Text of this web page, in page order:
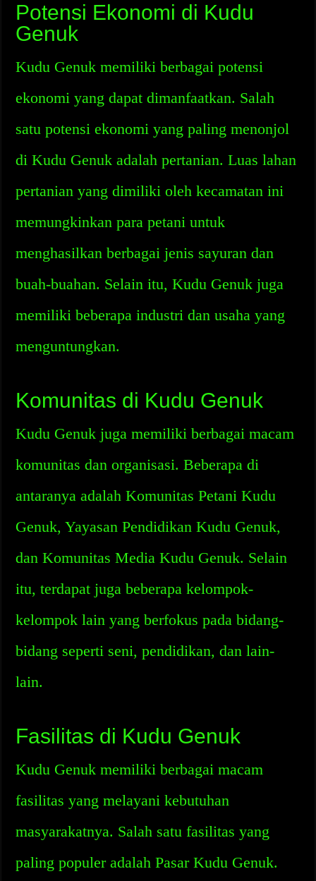
Potensi Ekonomi di Kudu
Genuk
Kudu Genuk memiliki berbagai potensi
ekonomi yang dapat dimanfaatkan. Salah
satu potensi ekonomi yang paling menonjol
di Kudu Genuk adalah pertanian. Luas lahan
pertanian yang dimiliki oleh kecamatan ini
memungkinkan para petani untuk
menghasilkan berbagai jenis sayuran dan
buah-buahan. Selain itu, Kudu Genuk juga
memiliki beberapa industri dan usaha yang
menguntungkan.
Komunitas di Kudu Genuk
Kudu Genuk juga memiliki berbagai macam
komunitas dan organisasi. Beberapa di
antaranya adalah Komunitas Petani Kudu
Genuk, Yayasan Pendidikan Kudu Genuk,
dan Komunitas Media Kudu Genuk. Selain
itu, terdapat juga beberapa kelompok-
kelompok lain yang berfokus pada bidang-
bidang seperti seni, pendidikan, dan lain-
lain.
Fasilitas di Kudu Genuk
Kudu Genuk memiliki berbagai macam
fasilitas yang melayani kebutuhan
masyarakatnya. Salah satu fasilitas yang
paling populer adalah Pasar Kudu Genuk.